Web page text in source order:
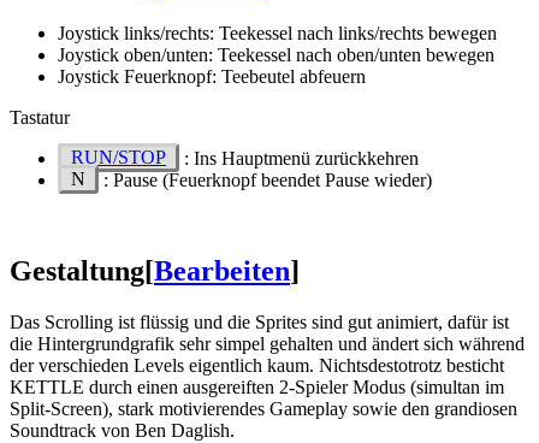
Joystick links/rechts: Teekessel nach links/rechts bewegen
Joystick oben/unten: Teekessel nach oben/unten bewegen
Joystick Feuerknopf: Teebeutel abfeuern
Tastatur
RUN/STOP
: Ins Hauptmenü zurückkehren
N
: Pause (Feuerknopf beendet Pause wieder)
Gestaltung[Bearbeiten]
Das Scrolling ist flüssig und die Sprites sind gut animiert, dafür ist
die Hintergrundgrafik sehr simpel gehalten und ändert sich während
der verschieden Levels eigentlich kaum. Nichtsdestotrotz besticht
KETTLE durch einen ausgereiften 2-Spieler Modus (simultan im
Split-Screen), stark motivierendes Gameplay sowie den grandiosen
Soundtrack von Ben Daglish.